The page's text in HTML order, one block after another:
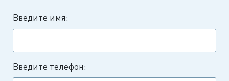
Введите имя:
Введите телефон: